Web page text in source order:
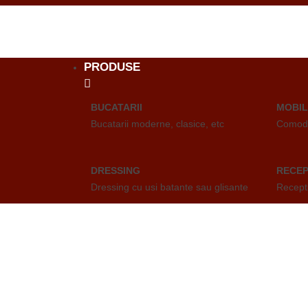
PRODUSE
BUCATARII
Bucatarii moderne, clasice, etc
DRESSING
Dressing cu usi batante sau glisante